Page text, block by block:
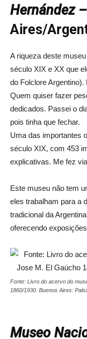
Hernández –
Aires/
A riqueza deste
século XIX e XX que
do Folclore Argentino).
Quem quiser fazer
dedicados. Passei o
pois tinha que fechar.
Uma das importantes
século XIX, com 453
explicativas. Me fez
Este museu não tem
eles trabalham para a
tradicional da
oferecendo
Fonte: Livro do acervo do
1860/1930. Buenos Aires:
Museo